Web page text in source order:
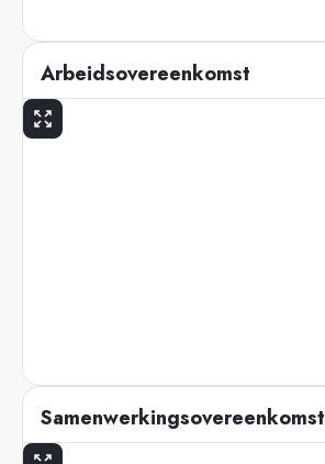
Arbeidsovereenkomst
Samenwerkingsovereenkomst